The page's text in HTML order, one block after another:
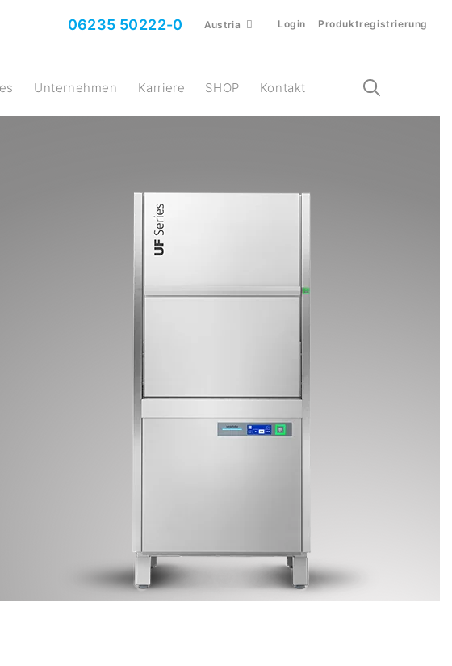
06235 50222-0 Austria Login Produktregistrierung
Unternehmen Karriere SHOP Kontakt